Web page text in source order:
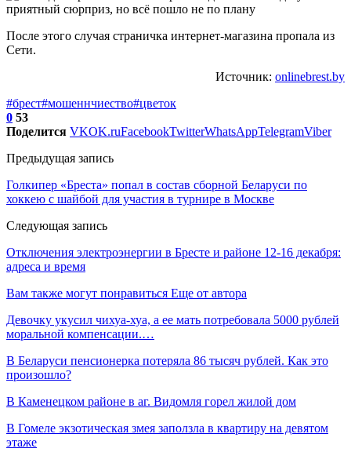
После этого случая страничка интернет-магазина пропала из
Сети.
Источник: onlinebrest.by
#брест#мошеннчиество#цветок
0 53
Поделится VKOK.ruFacebookTwitterWhatsAppTelegramViber
Предыдущая запись
Голкипер «Бреста» попал в состав сборной Беларуси по
хоккею с шайбой для участия в турнире в Москве
Следующая запись
Отключения электроэнергии в Бресте и районе 12-16 декабря:
адреса и время
Вам также могут понравиться Еще от автора
Девочку укусил чихуа-хуа, а ее мать потребовала 5000 рублей
моральной компенсации.…
В Беларуси пенсионерка потеряла 86 тысяч рублей. Как это
произошло?
В Каменецком районе в аг. Видомля горел жилой дом
В Гомеле экзотическая змея заползла в квартиру на девятом
этаже